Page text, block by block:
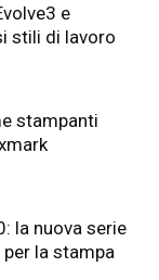
e
stili di lavoro
stampanti
la nuova serie
la stampa